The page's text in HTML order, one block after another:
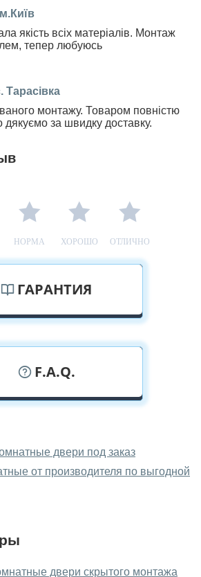
м.Київ
якість всіх матеріалів. Монтаж
тепер любуюсь
Тарасівка
монтажу. Товаром повністю
дякуємо за швидку доставку.
НОРМА ХОРОШО ОТЛИЧНО
ГАРАНТИЯ
F.A.Q.
двери фаворит
вживую?
межкомнатные двери фаворит
двери под заказ
от производителя по выгодной
двери скрытого монтажа